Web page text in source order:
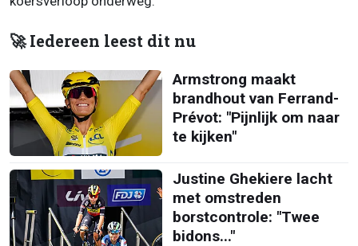
🚀 Iedereen leest dit nu
Armstrong maakt
brandhout van Ferrand-
Prévot: "Pijnlijk om naar
te kijken"
Justine Ghekiere lacht
met omstreden
borstcontrole: "Twee
bidons..."